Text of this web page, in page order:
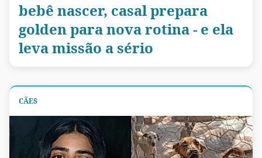
bebê nascer, casal prepara
golden para nova rotina - e ela
leva missão a sério
CÃES